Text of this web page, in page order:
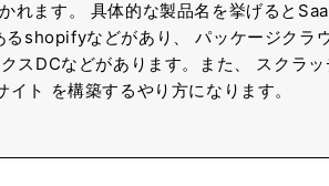
れます。 具体的な製品名を挙げると
るshopifyなどがあり、パッケージクラ
スDCなどがあります。また、 スクラ
イト を構築するやり方になります。